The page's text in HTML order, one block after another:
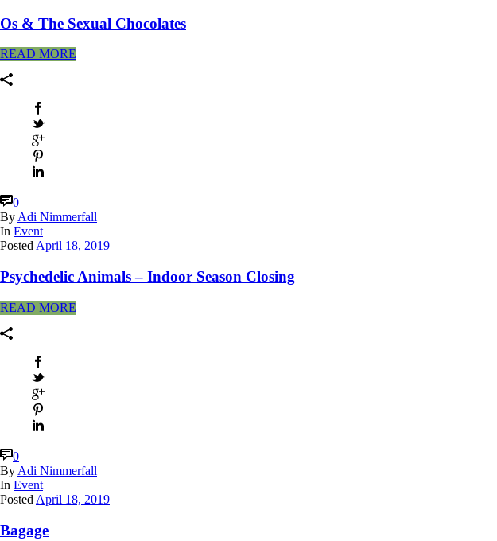
Os & The Sexual Chocolates
READ MORE
0
ByAdi Nimmerfall
In Event
PostedApril 18, 2019
Psychedelic Animals – Indoor Season Closing
READ MORE
0
By Adi Nimmerfall
In Event
Posted April 18, 2019
Bagage